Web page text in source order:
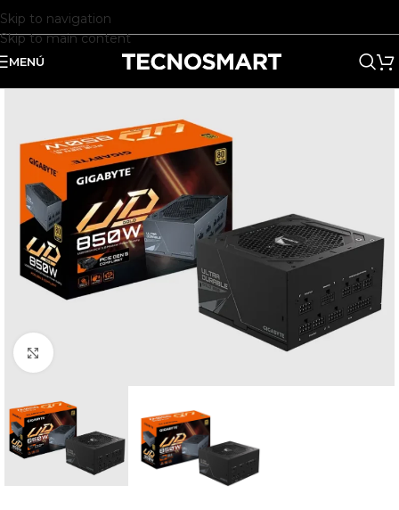
Skip to navigation
Skip to main content
MENÚ
Clic para ampliar